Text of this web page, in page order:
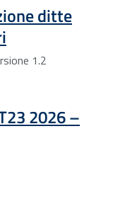
ditte
1.53 MB
1.2
2026 –
2.58 MB